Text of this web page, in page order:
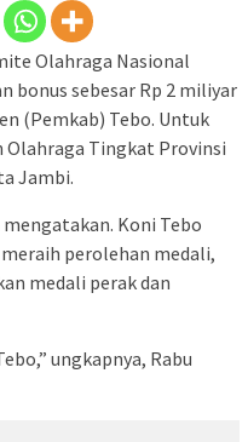
Olahraga Nasional
bonus sebesar Rp 2 miliyar
(Pemkab) Tebo. Untuk
Tingkat Provinsi
Jambi.
Koni Tebo
perolehan medali,
medali perak dan
ungkapnya, Rabu